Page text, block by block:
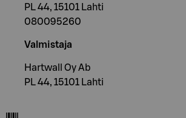
PL 44, 15101 Lahti
080095260
Valmistaja
Hartwall Oy Ab
PL 44, 15101 Lahti